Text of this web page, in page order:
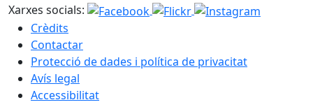
Xarxes socials:
Crèdits
Contactar
Protecció de dades i política de privacitat
Avís legal
Accessibilitat